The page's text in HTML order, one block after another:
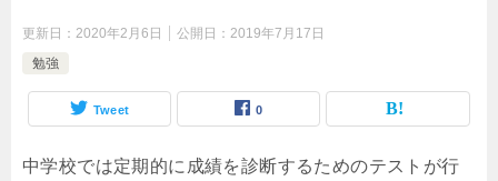
更新日： 2020年2月6日 公開日： 2019年7月17日
勉強
Tweet 0
中学校では定期的に成績を診断するためのテストが行